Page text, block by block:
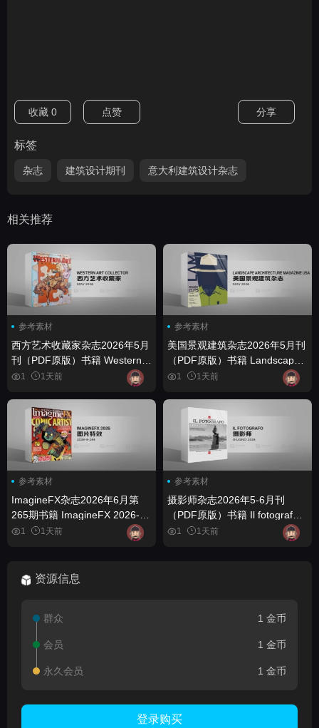
收藏 0 点赞 分享
标签
杂志 建筑设计期刊 意大利建筑设计杂志
相关推荐
参考素材
西方艺术收藏家杂志2026年5月
刊（PDF原版）书籍 Western
Art Collector - May 2026 (True
1 1天前
参考素材
美国景观建筑杂志2026年5月刊
（PDF原版）书籍 Landscape
Architecture Magazine USA -
May 2026 (True PDF) - book
1 1天前
参考素材
ImagineFX杂志2026年6月第
265期书籍 ImagineFX 2026-6-
265 - book
1 1天前
参考素材
摄影师杂志2026年5-6月刊
（PDF原版）书籍 Il fotografo -
Maggio-Giugno 2026 (True
1 1天前
资源信息
群众 1 金币
会员 1 金币
永久会员 1 金币
登录购买